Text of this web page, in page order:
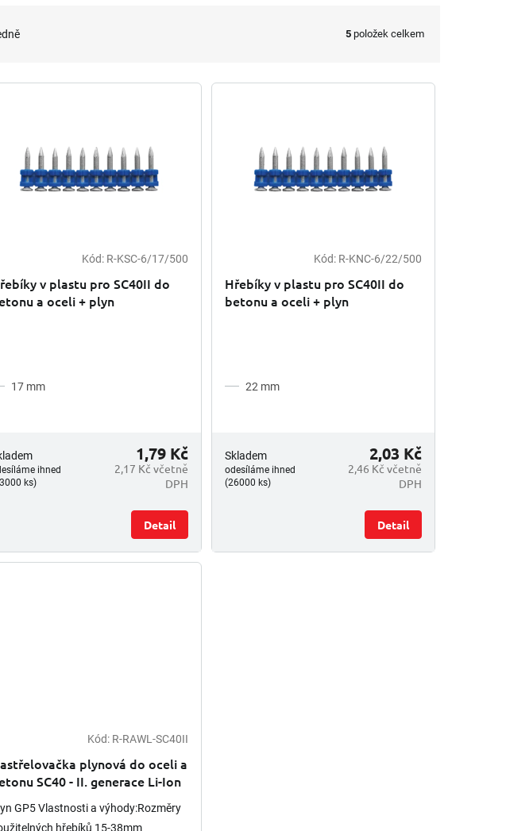
5 položek celkem
Kód: R-KSC-6/17/500
v plastu pro SC40II do
a oceli + plyn
17 mm
ihned
ks)
2,17 Kč včetně
DPH
1,79 Kč
Detail
Kód: R-KNC-6/22/500
Hřebíky v plastu pro SC40II do
betonu a oceli + plyn
22 mm
Skladem
odesíláme ihned
(26000 ks)
2,46 Kč včetně
DPH
2,03 Kč
Detail
Kód: R-RAWL-SC40II
plynová do oceli a
SC40 - II. generace Li-Ion
GP5 Vlastnosti a výhody:Rozměry
hřebíků 15-38mm